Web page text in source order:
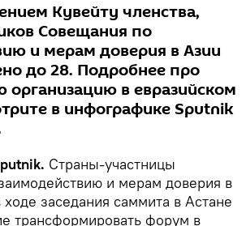
Кувейту членства,
Совещания по
и мерам доверия в Азии
до 28. Подробнее про
в евразийском
в инфографике Sputnik
Страны-участницы
и мерам доверия в
заседания саммита в Астане
трансформировать форум в